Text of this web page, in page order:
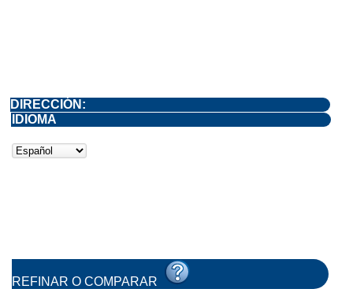
DIRECCIÓN:
IDIOMA
REFINAR O COMPARAR